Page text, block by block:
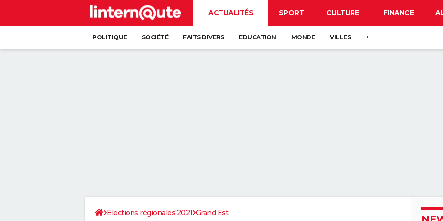
ACTUALITÉS SPORT CULTURE FINANCE
POLITIQUE SOCIÉTÉ FAITS DIVERS EDUCATION MONDE VILLES +
Elections régionales 2021 Grand Est